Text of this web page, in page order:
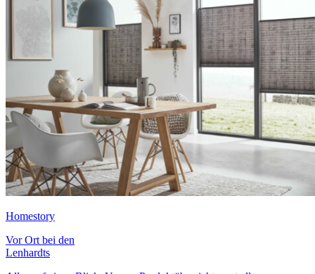
Homestory
Vor Ort bei den
Lenhardts